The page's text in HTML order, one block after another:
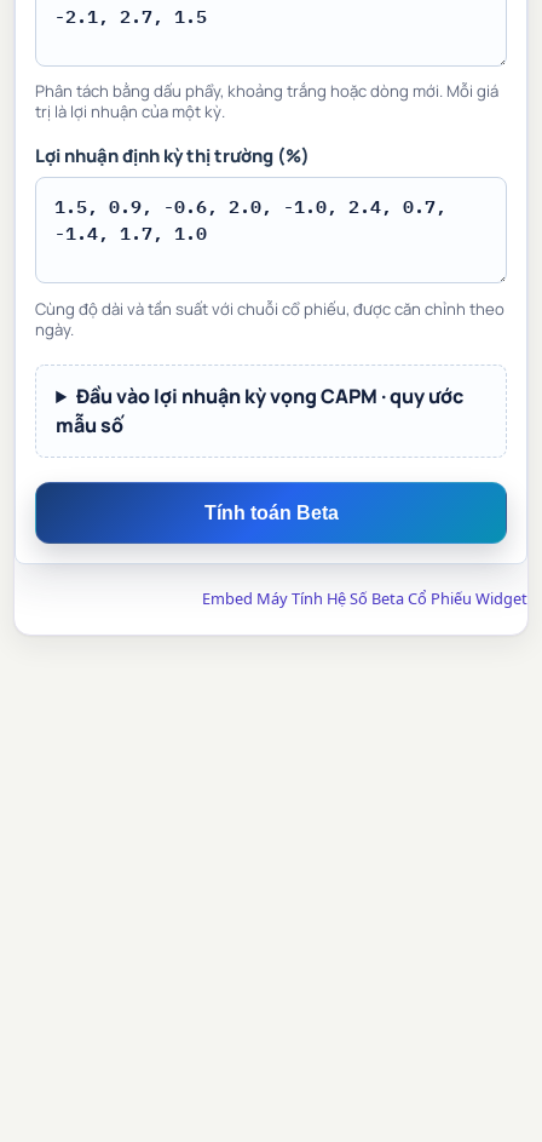
Phân tách bằng dấu phẩy, khoảng trắng hoặc dòng mới. Mỗi giá
trị là lợi nhuận của một kỳ.
Lợi nhuận định kỳ thị trường (%)
Cùng độ dài và tần suất với chuỗi cổ phiếu, được căn chỉnh theo
ngày.
Đầu vào lợi nhuận kỳ vọng CAPM · quy ước
mẫu số
Tính toán Beta
Embed Máy Tính Hệ Số Beta Cổ Phiếu Widget